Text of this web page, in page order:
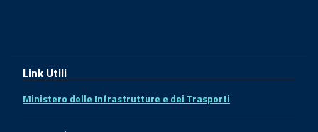
Link Utili
Ministero delle Infrastrutture e dei Trasporti